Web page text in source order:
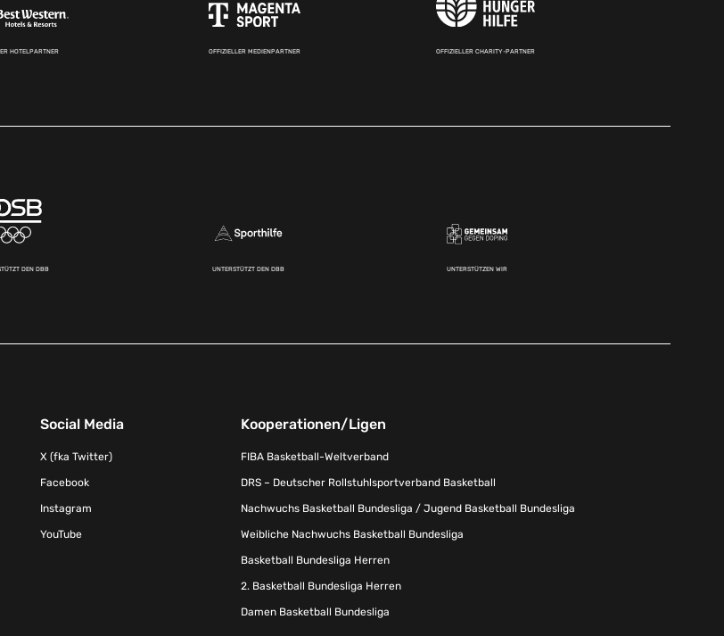
HOTELPARTNER OFFIZIELLER MEDIENPARTNER OFFIZIELLER CHARITY-PARTNER
DEN DBB UNTERSTÜTZT DEN DBB UNTERSTÜTZEN WIR
Social Media
X (fka Twitter)
Facebook
Instagram
YouTube
Kooperationen/Ligen
FIBA Basketball-Weltverband
DRS – Deutscher Rollstuhlsportverband Basketball
Nachwuchs Basketball Bundesliga / Jugend Basketball Bundesliga
Weibliche Nachwuchs Basketball Bundesliga
Basketball Bundesliga Herren
2. Basketball Bundesliga Herren
Damen Basketball Bundesliga